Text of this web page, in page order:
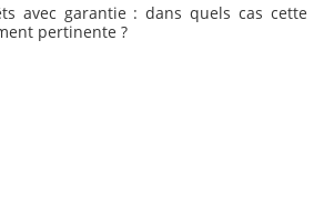
avec garantie : dans quels cas cette
pertinente ?